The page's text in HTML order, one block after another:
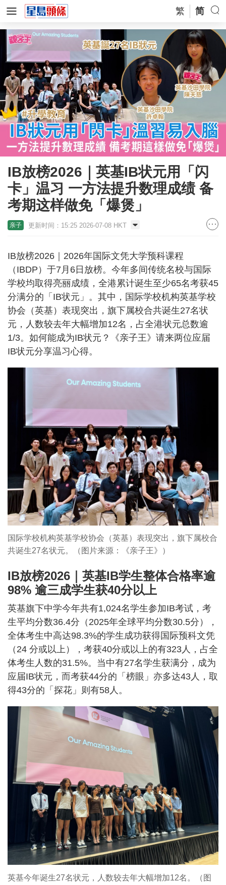
繁 简
IB放榜2026｜英基IB状元用「闪
卡」温习 一方法提升数理成绩 备
考期这样做免「爆煲」
亲子 更新时间：15:25 2026-07-08 HKT
IB放榜2026｜2026年国际文凭大学预科课程
（IBDP）于7月6日放榜。今年多间传统名校与国际
学校均取得亮丽成绩，全港累计诞生至少65名考获45
分满分的「IB状元」。其中，国际学校机构英基学校
协会（英基）表现突出，旗下属校合共诞生27名状
元，人数较去年大幅增加12名，占全港状元总数逾
1/3。如何能成为IB状元？《亲子王》请来两位应届
IB状元分享温习心得。
国际学校机构英基学校协会（英基）表现突出，旗下属校合
共诞生27名状元。（图片来源：《亲子王》）
IB放榜2026｜英基IB学生整体合格率逾
98% 逾三成学生获40分以上
英基旗下中学今年共有1,024名学生参加IB考试，考
生平均分数36.4分（2025年全球平均分数30.5分），
全体考生中高达98.3%的学生成功获得国际预科文凭
（24 分或以上），考获40分或以上的有323人，占全
体考生人数的31.5%。当中有27名学生获满分，成为
应届IB状元，而考获44分的「榜眼」亦多达43人，取
得43分的「探花」则有58人。
英基今年诞生27名状元，人数较去年大幅增加12名。（图